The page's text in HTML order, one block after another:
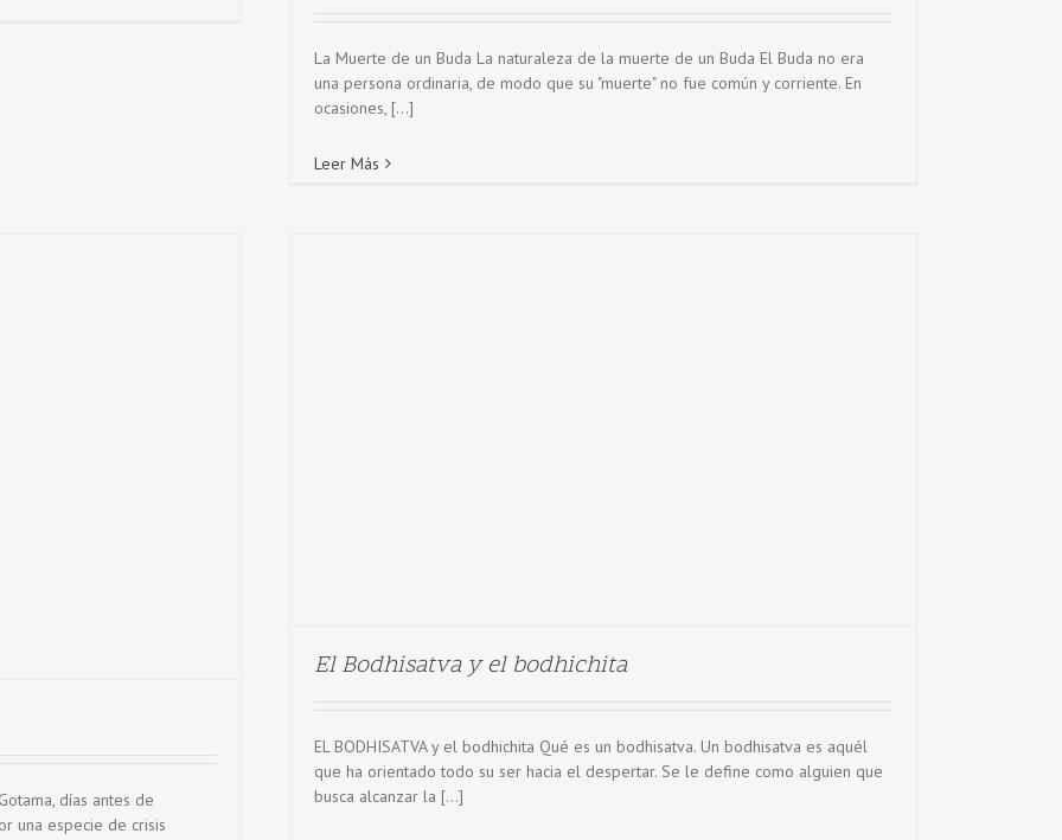
La Muerte de un Buda La naturaleza de la muerte de un Buda El Buda no era
una persona ordinaria, de modo que su "muerte" no fue común y corriente. En
ocasiones, [...]
Leer Más
días antes de
una especie de crisis
El Bodhisatva y el bodhichita
EL BODHISATVA y el bodhichita Qué es un bodhisatva. Un bodhisatva es aquél
que ha orientado todo su ser hacia el despertar. Se le define como alguien que
busca alcanzar la [...]